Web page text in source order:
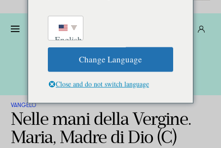
VANGELO
Nelle mani della Vergine.
Maria, Madre di Dio (C)
English
Change Language
Close and do not switch language